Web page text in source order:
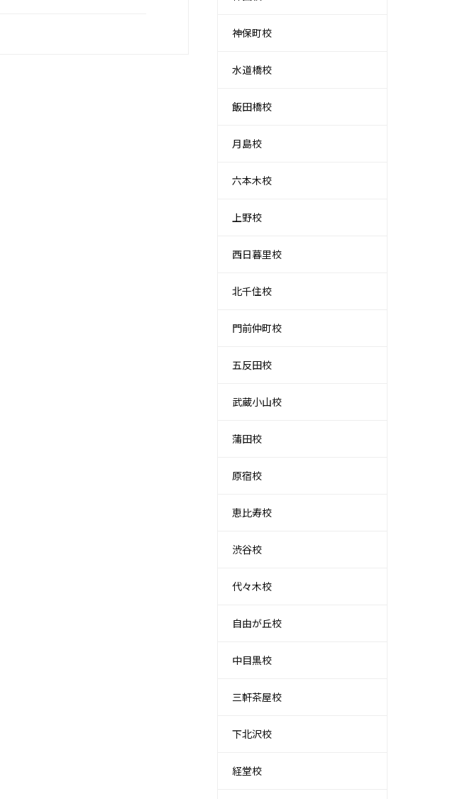
神保町校
水道橋校
飯田橋校
月島校
六本木校
上野校
西日暮里校
北千住校
門前仲町校
五反田校
武蔵小山校
蒲田校
原宿校
恵比寿校
渋谷校
代々木校
自由が丘校
中目黒校
三軒茶屋校
下北沢校
経堂校